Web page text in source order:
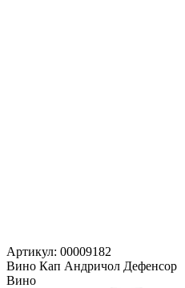
Артикул: 00009182
Вино Кап Андричол Дефенсор
Вино